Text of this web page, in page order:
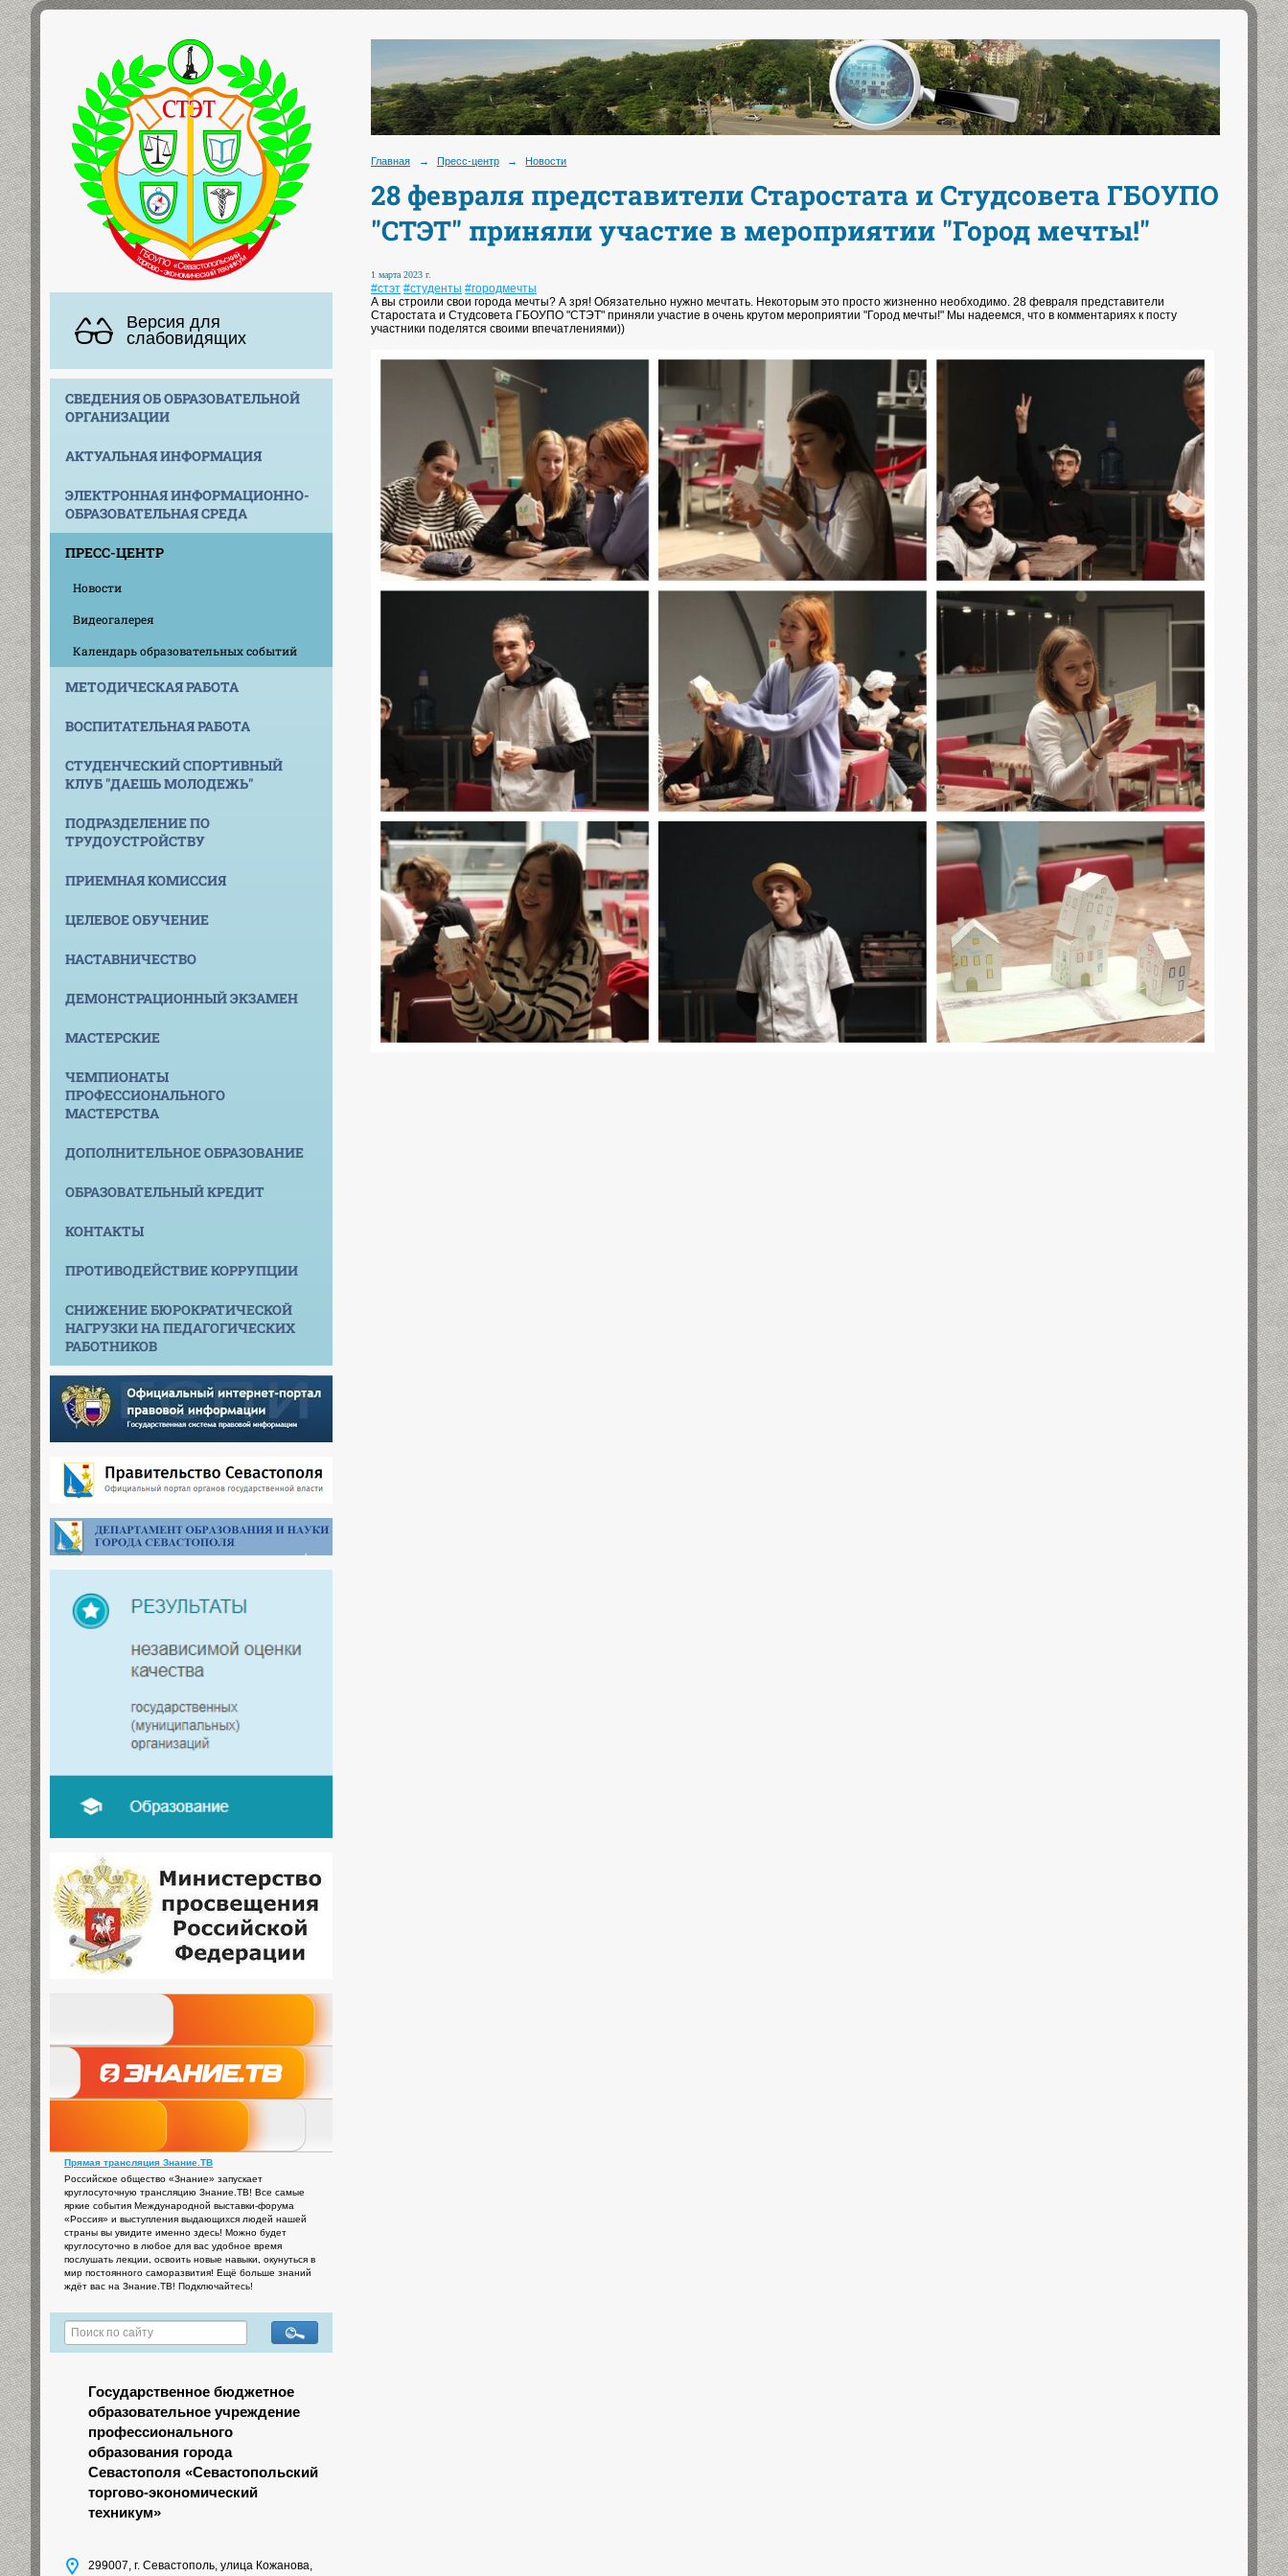
Версия для
слабовидящих
СВЕДЕНИЯ ОБ ОБРАЗОВАТЕЛЬНОЙ
ОРГАНИЗАЦИИ
АКТУАЛЬНАЯ ИНФОРМАЦИЯ
ЭЛЕКТРОННАЯ ИНФОРМАЦИОННО-
ОБРАЗОВАТЕЛЬНАЯ СРЕДА
ПРЕСС-ЦЕНТР
Новости
Видеогалерея
Календарь образовательных событий
МЕТОДИЧЕСКАЯ РАБОТА
ВОСПИТАТЕЛЬНАЯ РАБОТА
СТУДЕНЧЕСКИЙ СПОРТИВНЫЙ
КЛУБ "ДАЕШЬ МОЛОДЕЖЬ"
ПОДРАЗДЕЛЕНИЕ ПО
ТРУДОУСТРОЙСТВУ
ПРИЕМНАЯ КОМИССИЯ
ЦЕЛЕВОЕ ОБУЧЕНИЕ
НАСТАВНИЧЕСТВО
ДЕМОНСТРАЦИОННЫЙ ЭКЗАМЕН
МАСТЕРСКИЕ
ЧЕМПИОНАТЫ
ПРОФЕССИОНАЛЬНОГО
МАСТЕРСТВА
ДОПОЛНИТЕЛЬНОЕ ОБРАЗОВАНИЕ
ОБРАЗОВАТЕЛЬНЫЙ КРЕДИТ
КОНТАКТЫ
ПРОТИВОДЕЙСТВИЕ КОРРУПЦИИ
СНИЖЕНИЕ БЮРОКРАТИЧЕСКОЙ
НАГРУЗКИ НА ПЕДАГОГИЧЕСКИХ
РАБОТНИКОВ
Прямая трансляция Знание.ТВ
Российское общество «Знание» запускает
круглосуточную трансляцию Знание.ТВ! Все самые
яркие события Международной выставки-форума
«Россия» и выступления выдающихся людей нашей
страны вы увидите именно здесь! Можно будет
круглосуточно в любое для вас удобное время
послушать лекции, освоить новые навыки, окунуться в
мир постоянного саморазвития! Ещё больше знаний
ждёт вас на Знание.ТВ! Подключайтесь!
Государственное бюджетное
образовательное учреждение
профессионального
образования города
Севастополя «Севастопольский
торгово-экономический
техникум»
299007, г. Севастополь, улица Кожанова,
Главная → Пресс-центр → Новости
28 февраля представители Старостата и Студсовета ГБОУПО
"СТЭТ" приняли участие в мероприятии "Город мечты!"
1 марта 2023 г.
#стэт #студенты #городмечты
А вы строили свои города мечты? А зря! Обязательно нужно мечтать. Некоторым это просто жизненно необходимо. 28 февраля представители
Старостата и Студсовета ГБОУПО "СТЭТ" приняли участие в очень крутом мероприятии "Город мечты!" Мы надеемся, что в комментариях к посту
участники поделятся своими впечатлениями))